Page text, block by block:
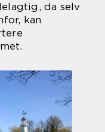
da selv
kan